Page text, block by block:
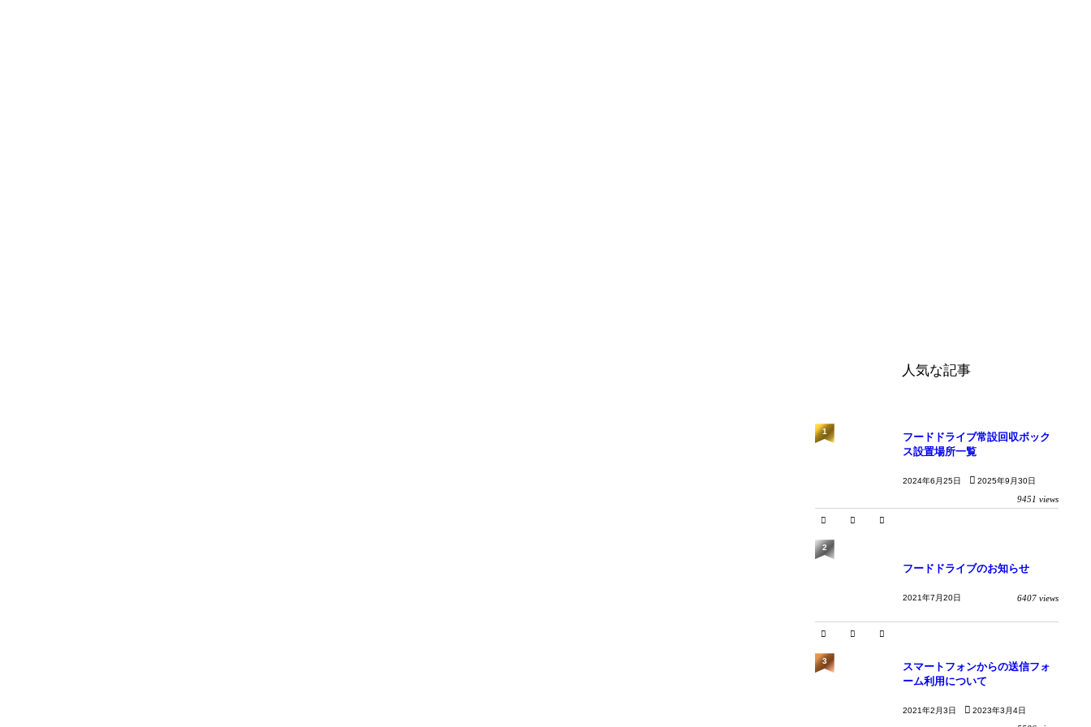
人気な記事
フードドライブ常設回収ボック
ス設置場所一覧
2024年6月25日 2025年9月30日
9451 views
1
フードドライブのお知らせ
2021年7月20日 6407 views
2
スマートフォンからの送信フォ
ーム利用について
2021年2月3日 2023年3月4日
3